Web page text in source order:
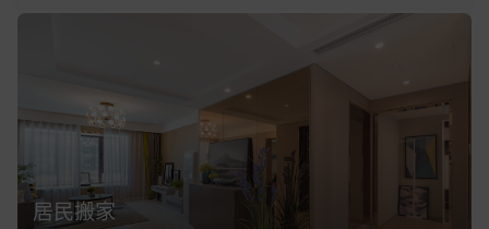
居民搬家